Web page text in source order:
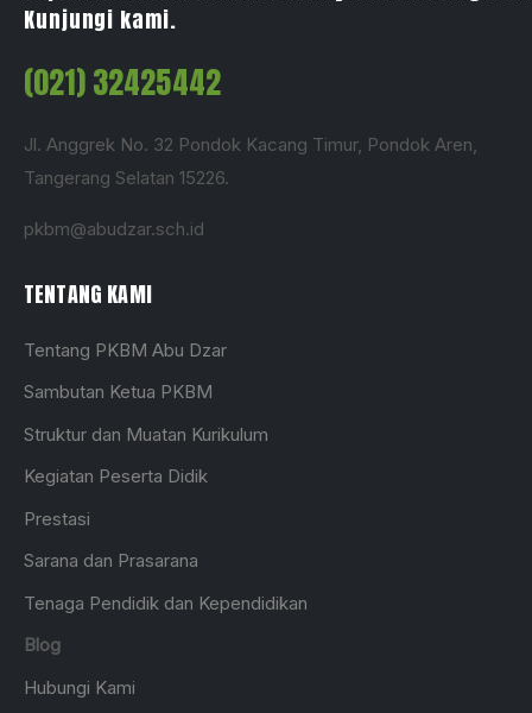
Kunjungi kami.
(021) 32425442
Jl. Anggrek No. 32 Pondok Kacang Timur, Pondok Aren,
Tangerang Selatan 15226.
pkbm@abudzar.sch.id
TENTANG KAMI
Tentang PKBM Abu Dzar
Sambutan Ketua PKBM
Struktur dan Muatan Kurikulum
Kegiatan Peserta Didik
Prestasi
Sarana dan Prasarana
Tenaga Pendidik dan Kependidikan
Blog
Hubungi Kami